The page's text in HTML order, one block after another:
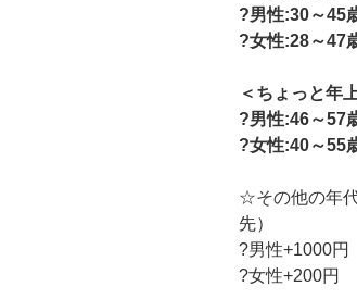
?男性:30～45
?女性:28～47
＜ちょっと年
?男性:46～57
?女性:40～55
☆その他の年
先）
?男性+1000円
?女性+200円